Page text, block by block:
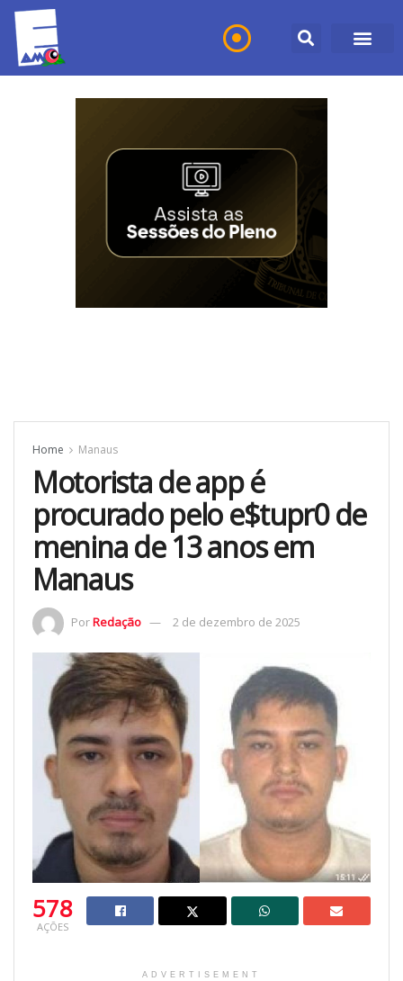
Home Manaus
Motorista de app é
procurado pelo e$tupr0 de
menina de 13 anos em
Manaus
PorRedação 2 de dezembro de 2025
578
AÇÕES
ADVERTISEMENT